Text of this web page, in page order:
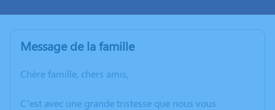
Message de la famille
Chère famille, chers amis,
C’est avec une grande tristesse que nous vous